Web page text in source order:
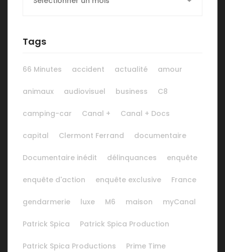
Tags
66 Minutes accident actualité amour
animaux audiovisuel business C8
camping-car Canal + Canal + Docs
capital Clermont Ferrand documentaire
Documentaire inédit délinquances enquête
enquête d'action enquête exclusive France
gendarmerie luxe M6 maison myCanal
Patrick Spica Patrick Spica Production
Patrick Spica Productions Prime Time